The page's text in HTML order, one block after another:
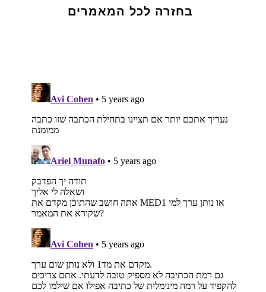
בחזרה לכל המאמרים